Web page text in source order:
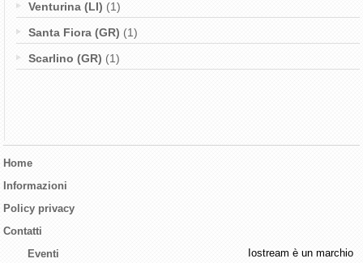
Venturina (LI) (1)
Santa Fiora (GR) (1)
Scarlino (GR) (1)
Home
Informazioni
Policy privacy
Contatti
Eventi
Iostream è un marchio